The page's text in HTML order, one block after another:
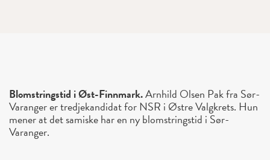
Blomstringstid i Øst-Finnmark.Arnhild Olsen Pak fra Sør-
Varanger er tredjekandidat for NSR i Østre Valgkrets. Hun
mener at det samiske har en ny blomstringstid i Sør-
Varanger.